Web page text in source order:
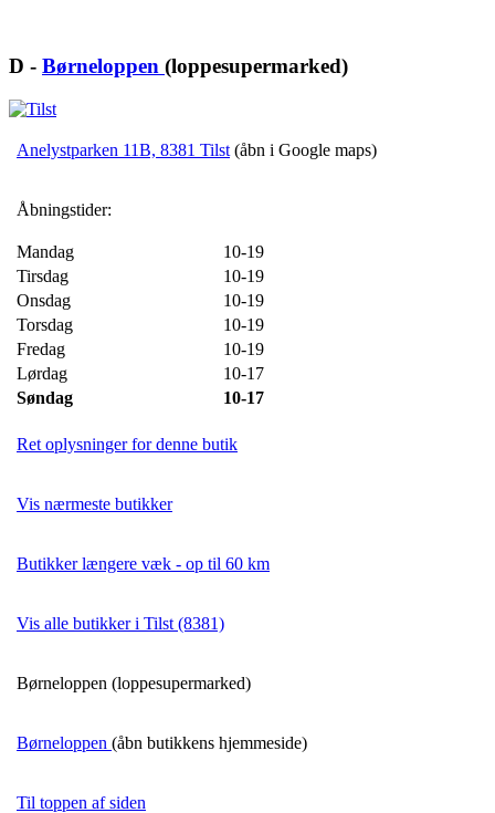
D - Børneloppen (loppesupermarked)
Anelystparken 11B, 8381 Tilst (åbn i Google maps)
Åbningstider:
Mandag
10-19
Tirsdag
10-19
Onsdag
10-19
Torsdag
10-19
Fredag
10-19
Lørdag
10-17
Søndag
10-17
Ret oplysninger for denne butik
Vis nærmeste butikker
Butikker længere væk - op til 60 km
Vis alle butikker i Tilst (8381)
Børneloppen (loppesupermarked)
Børneloppen (åbn butikkens hjemmeside)
Til toppen af siden